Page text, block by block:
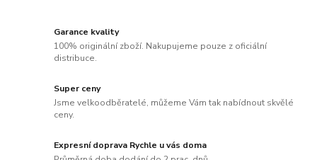
Garance kvality
100% originální zboží. Nakupujeme pouze z oficiální
distribuce.
Super ceny
Jsme velkoodběratelé, můžeme Vám tak nabídnout skvělé
ceny.
Expresní doprava Rychle u vás doma